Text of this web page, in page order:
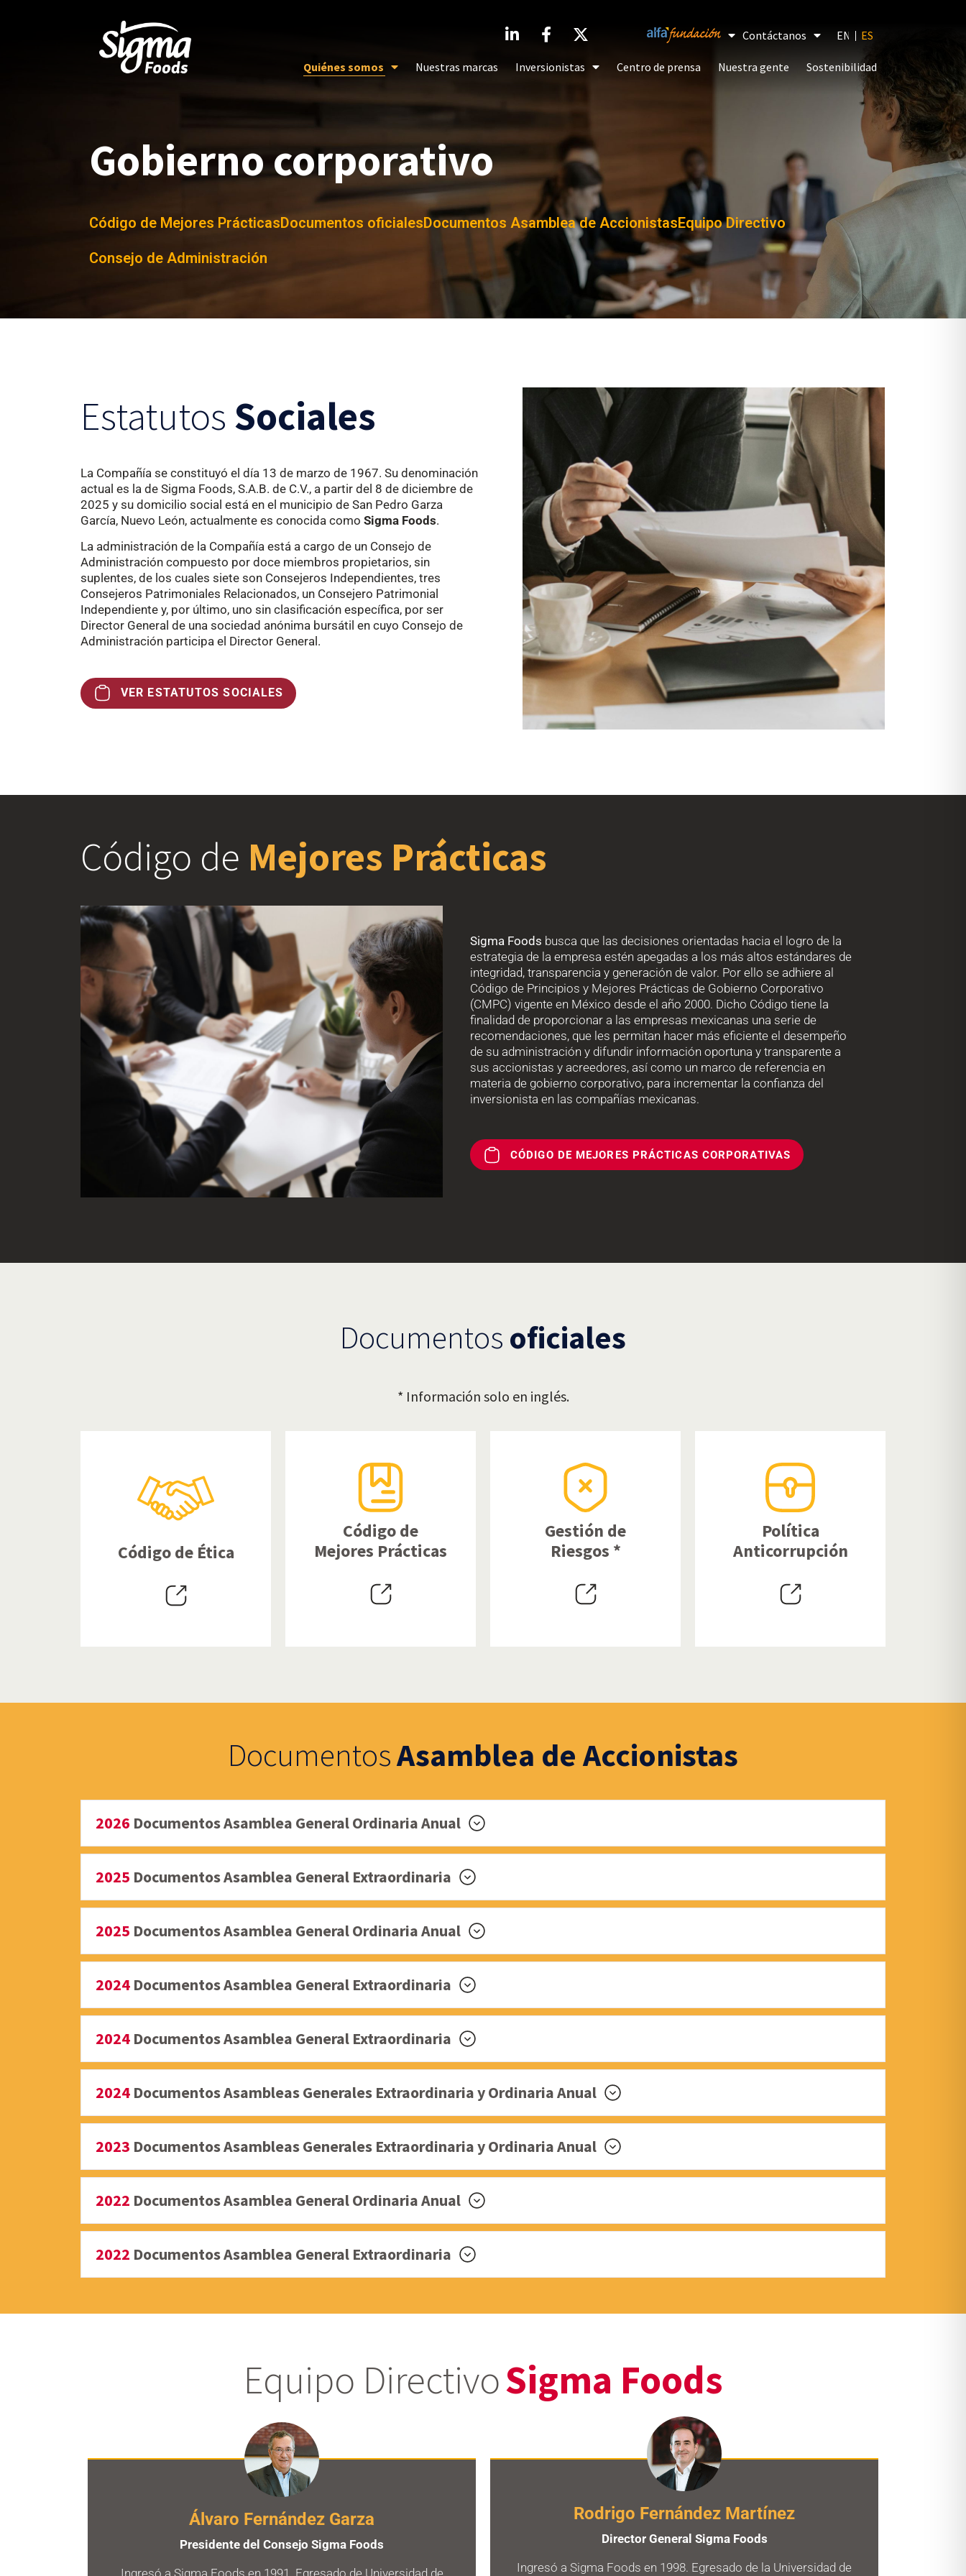
Contáctanos EN INGLÉS
ESPAÑOL
Quiénes somos Nuestras marcas Inversionistas Centro de prensa Nuestra gente Sostenibilidad
Gobierno corporativo
Código de Mejores PrácticasDocumentos oficialesDocumentos Asamblea de Accionistas​Equipo Directivo
Consejo de Administración
Estatutos Sociales
La Compañía se constituyó el día 13 de marzo de 1967. Su denominación
actual es la de Sigma Foods, S.A.B. de C.V., a partir del 8 de diciembre de
2025 y su domicilio social está en el municipio de San Pedro Garza
García, Nuevo León, actualmente es conocida como Sigma Foods.
La administración de la Compañía está a cargo de un Consejo de
Administración compuesto por doce miembros propietarios, sin
suplentes, de los cuales siete son Consejeros Independientes, tres
Consejeros Patrimoniales Relacionados, un Consejero Patrimonial
Independiente y, por último, uno sin clasificación específica, por ser
Director General de una sociedad anónima bursátil en cuyo Consejo de
Administración participa el Director General.
VER ESTATUTOS SOCIALES
Código de Mejores Prácticas
Sigma Foods busca que las decisiones orientadas hacia el logro de la
estrategia de la empresa estén apegadas a los más altos estándares de
integridad, transparencia y generación de valor. Por ello se adhiere al
Código de Principios y Mejores Prácticas de Gobierno Corporativo
(CMPC) vigente en México desde el año 2000. Dicho Código tiene la
finalidad de proporcionar a las empresas mexicanas una serie de
recomendaciones, que les permitan hacer más eficiente el desempeño
de su administración y difundir información oportuna y transparente a
sus accionistas y acreedores, así como un marco de referencia en
materia de gobierno corporativo, para incrementar la confianza del
inversionista en las compañías mexicanas.
CÓDIGO DE MEJORES PRÁCTICAS CORPORATIVAS
Documentos oficiales
* Información solo en inglés.
Código de Ética
Código de
Mejores Prácticas
Gestión de
Riesgos *
Política
Anticorrupción
DocumentosAsamblea de Accionistas
2026 Documentos Asamblea General Ordinaria Anual
2025 Documentos Asamblea General Extraordinaria
2025 Documentos Asamblea General Ordinaria Anual
2024 Documentos Asamblea General Extraordinaria
2024 Documentos Asamblea General Extraordinaria
2024 Documentos Asambleas Generales Extraordinaria y Ordinaria Anual
2023 Documentos Asambleas Generales Extraordinaria y Ordinaria Anual
2022 Documentos Asamblea General Ordinaria Anual
2022 Documentos Asamblea General Extraordinaria
Equipo DirectivoSigma Foods
Álvaro Fernández Garza
Presidente del Consejo Sigma Foods
Ingresó a Sigma Foods en 1991. Egresado de Universidad de
Rodrigo Fernández Martínez
Director General Sigma Foods
Ingresó a Sigma Foods en 1998. Egresado de la Universidad de